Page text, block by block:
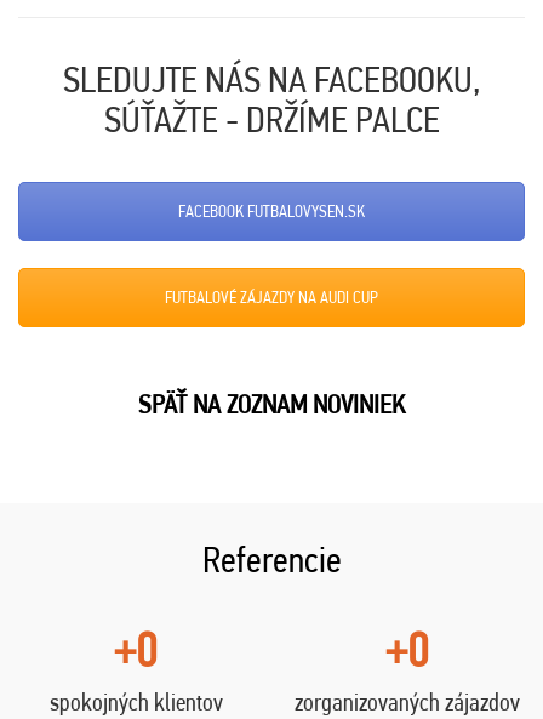
SLEDUJTE NÁS NA FACEBOOKU,
SÚŤAŽTE - DRŽÍME PALCE
FACEBOOK FUTBALOVYSEN.SK
FUTBALOVÉ ZÁJAZDY NA AUDI CUP
SPÄŤ NA ZOZNAM NOVINIEK
Referencie
+0
spokojných klientov
+0
zorganizovaných zájazdov